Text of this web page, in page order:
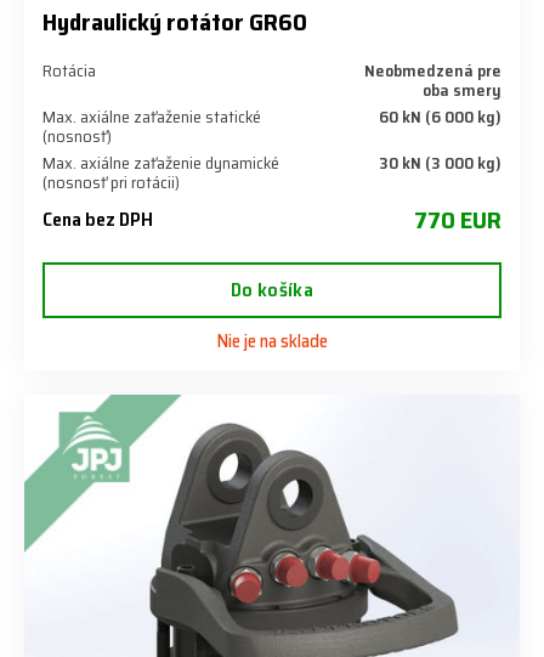
Hydraulický rotátor GR60
Rotácia Neobmedzená pre
oba smery
Max. axiálne zaťaženie statické
(nosnosť)
60 kN (6 000 kg)
Max. axiálne zaťaženie dynamické
(nosnosť pri rotácii)
30 kN (3 000 kg)
Cena bez DPH 770 EUR
Do košíka
Nie je na sklade